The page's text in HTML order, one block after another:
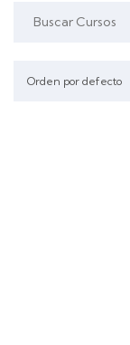
Orden por defecto